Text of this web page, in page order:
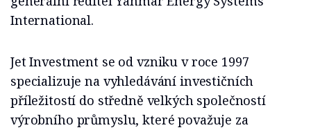
International.
Jet Investment se od vzniku v roce 1997
specializuje na vyhledávání investičních
příležitostí do středně velkých společností
výrobního průmyslu, které považuje za